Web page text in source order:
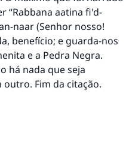
“Rabbana aatina fi'd-
naar (Senhor nosso!
benefício; e guarda-nos
e a Pedra Negra.
há nada que seja
Fim da citação.
casamento.
receberá a